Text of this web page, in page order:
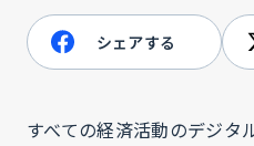
シェアする
すべての経済活動のデジタ